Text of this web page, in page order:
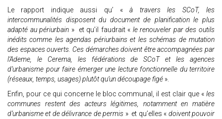
Le rapport indique aussi qu’ « à travers les SCoT, les
intercommunalités disposent du document de planification le plus
adapté au périurbain » et qu’il faudrait « le renouveler par des outils
inédits comme les agendas périurbains et les schémas de mutation
des espaces ouverts. Ces démarches doivent être accompagnées par
l’Ademe, le Cerema, les fédérations de SCoT et les agences
d’urbanisme pour faire émerger une lecture fonctionnelle du territoire
(réseaux, temps, usages) plutôt qu’un découpage figé ».
Enfin, pour ce qui concerne le bloc communal, il est clair que « les
communes restent des acteurs légitimes, notamment en matière
d’urbanisme et de délivrance de permis » et qu’elles « doivent pouvoir